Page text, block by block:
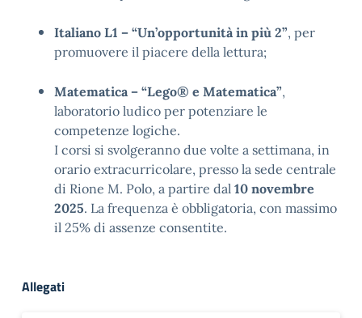
Italiano L1 – “Un’opportunità in più 2”, per
promuovere il piacere della lettura;
Matematica – “Lego® e Matematica”,
laboratorio ludico per potenziare le
competenze logiche.
I corsi si svolgeranno due volte a settimana, in
orario extracurricolare, presso la sede centrale
di Rione M. Polo, a partire dal 10 novembre
2025. La frequenza è obbligatoria, con massimo
il 25% di assenze consentite.
Allegati